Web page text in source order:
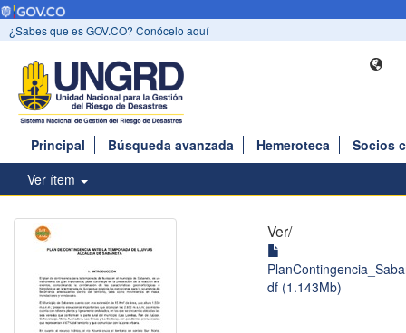
¿Sabes que es GOV.CO? Conócelo aquí
Principal Búsqueda avanzada Hemeroteca
Socios
Ver ítem
Ver/
df (1.143Mb)